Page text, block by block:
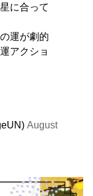
に合って
運が劇的
アクショ
August